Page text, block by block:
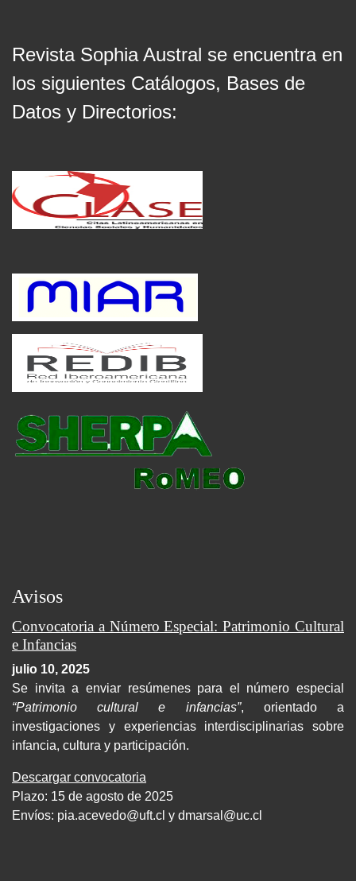
Revista Sophia Austral se encuentra en
los siguientes Catálogos, Bases de
Datos y Directorios:
Avisos
Convocatoria a Número Especial: Patrimonio Cultural
e Infancias
julio 10, 2025
Se invita a enviar resúmenes para el número especial
“Patrimonio cultural e infancias”, orientado a
investigaciones y experiencias interdisciplinarias sobre
infancia, cultura y participación.
Descargar convocatoria
Plazo: 15 de agosto de 2025
Envíos: pia.acevedo@uft.cl y dmarsal@uc.cl